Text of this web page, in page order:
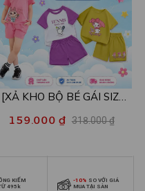
[XẢ KHO BỘ BÉ GÁI SIZE
mẫu - Quần áo bé gái từ 26-
159.000 ₫ 318.000 ₫
KIỂM
495k
-10% SO VỚI GIÁ
MUA TẠI SÀN